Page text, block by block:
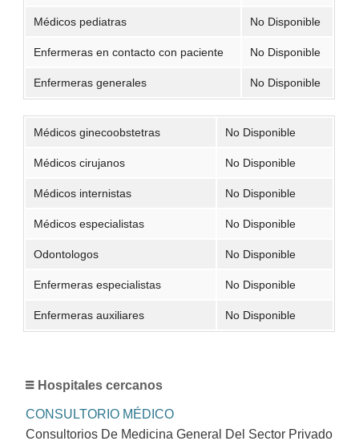
Médicos pediatras No Disponible
Enfermeras en contacto con paciente No Disponible
Enfermeras generales No Disponible
Médicos ginecoobstetras No Disponible
Médicos cirujanos No Disponible
Médicos internistas No Disponible
Médicos especialistas No Disponible
Odontologos No Disponible
Enfermeras especialistas No Disponible
Enfermeras auxiliares No Disponible
Hospitales cercanos
CONSULTORIO MÉDICO
Consultorios De Medicina General Del Sector Privado